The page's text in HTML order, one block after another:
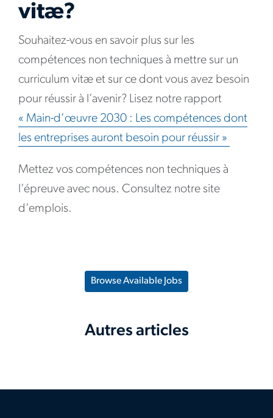
vitæ?
Souhaitez-vous en savoir plus sur les
compétences non techniques à mettre sur un
curriculum vitæ et sur ce dont vous avez besoin
pour réussir à l’avenir? Lisez notre rapport
« Main-d’œuvre 2030 : Les compétences dont
les entreprises auront besoin pour réussir »
Mettez vos compétences non techniques à
l’épreuve avec nous. Consultez notre site
d’emplois.
Browse Available Jobs
Autres articles